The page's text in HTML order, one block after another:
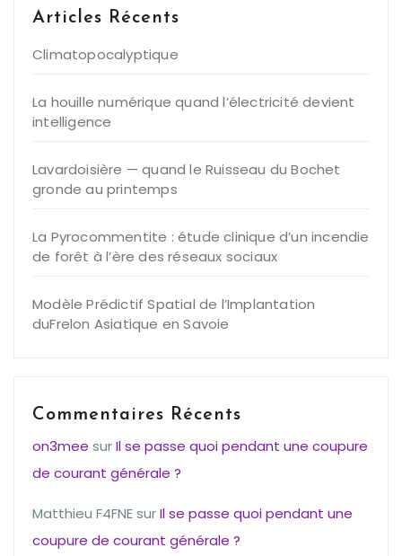
Articles Récents
Climatopocalyptique
La houille numérique quand l’électricité devient
intelligence
Lavardoisière — quand le Ruisseau du Bochet
gronde au printemps
La Pyrocommentite : étude clinique d’un incendie
de forêt à l’ère des réseaux sociaux
Modèle Prédictif Spatial de l’Implantation
duFrelon Asiatique en Savoie
Commentaires Récents
on3mee surIl se passe quoi pendant une coupure
de courant générale ?
Matthieu F4FNEsurIl se passe quoi pendant une
coupure de courant générale ?